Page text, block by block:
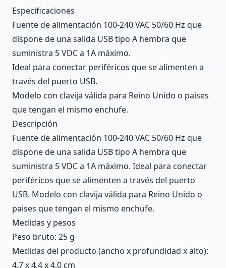
Description
Especificaciones
Fuente de alimentación 100-240 VAC 50/60 Hz que
dispone de una salida USB tipo A hembra que
suministra 5 VDC a 1A máximo.
Ideal para conectar periféricos que se alimenten a
través del puerto USB.
Modelo con clavija válida para Reino Unido o paises
que tengan el mismo enchufe.
Descripción
Fuente de alimentación 100-240 VAC 50/60 Hz que
dispone de una salida USB tipo A hembra que
suministra 5 VDC a 1A máximo. Ideal para conectar
periféricos que se alimenten a través del puerto
USB. Modelo con clavija válida para Reino Unido o
paises que tengan el mismo enchufe.
Medidas y pesos
Peso bruto: 25 g
Medidas del producto (ancho x profundidad x alto):
4.7 x 4.4 x 4.0 cm